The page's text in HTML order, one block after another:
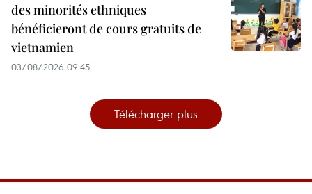
des minorités ethniques
bénéficieront de cours gratuits de
vietnamien
03/08/2026 09:45
Télécharger plus